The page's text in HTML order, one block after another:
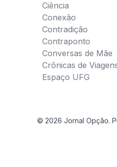
Ciência
Conexão
Contradição
Contraponto
Conversas de Mãe
Crônicas de
Espaço UFG
© 2026 Jornal Opção.